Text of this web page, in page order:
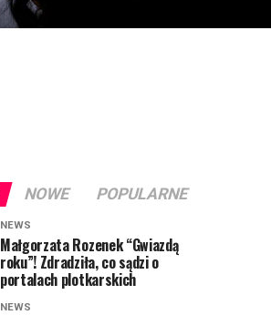
NOWE POPULARNE
NEWS
Małgorzata Rozenek “Gwiazdą
roku”! Zdradziła, co sądzi o
portalach plotkarskich
NEWS